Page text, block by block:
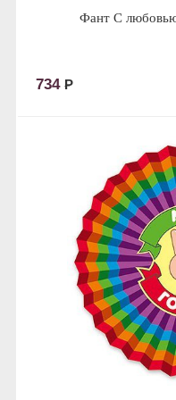
Фант С
734 Р